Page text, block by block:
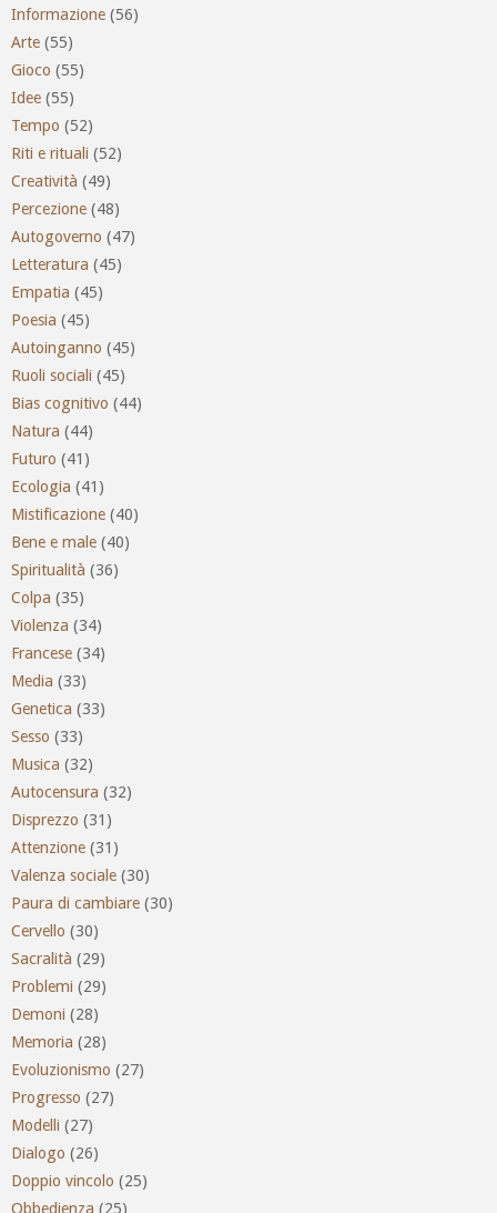
Informazione (56)
Arte (55)
Gioco (55)
Idee (55)
Tempo (52)
Riti e rituali (52)
Creatività (49)
Percezione (48)
Autogoverno (47)
Letteratura (45)
Empatia (45)
Poesia (45)
Autoinganno (45)
Ruoli sociali (45)
Bias cognitivo (44)
Natura (44)
Futuro (41)
Ecologia (41)
Mistificazione (40)
Bene e male (40)
Spiritualità (36)
Colpa (35)
Violenza (34)
Francese (34)
Media (33)
Genetica (33)
Sesso (33)
Musica (32)
Autocensura (32)
Disprezzo (31)
Attenzione (31)
Valenza sociale (30)
Paura di cambiare (30)
Cervello (30)
Sacralità (29)
Problemi (29)
Demoni (28)
Memoria (28)
Evoluzionismo (27)
Progresso (27)
Modelli (27)
Dialogo (26)
Doppio vincolo (25)
Obbedienza (25)